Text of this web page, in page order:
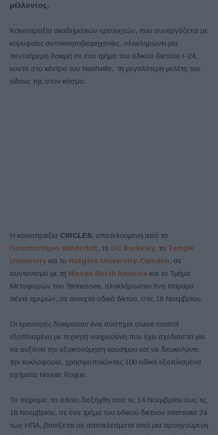
μέλλοντος.
Κοινοπραξία ακαδημαϊκών ερευνητών, που συνεργάζεται με
κορυφαίες αυτοκινητοβιομηχανίες, ολοκληρώνει μια
πενταήμερη δοκιμή σε ένα τμήμα του οδικού δικτύου I-24,
κοντά στο κέντρο του Nashville, τη μεγαλύτερη μελέτη του
είδους της στον κόσμο.
Η κοινοπραξία CIRCLES, αποτελούμενη από το
Πανεπιστήμιο Vanderbilt, το UC Berkeley, το Temple
University και το Rutgers University-Camden, σε
συντονισμό με τη Nissan North America και το Τμήμα
Μεταφορών του Tennessee, ολοκλήρωσαν ένα πείραμα
πέντε ημερών, σε ανοιχτό οδικό δίκτυο, στις 18 Νοεμβρίου.
Οι ερευνητές δοκίμασαν ένα σύστημα cruise control
εξοπλισμένο με τεχνητή νοημοσύνη που έχει σχεδιαστεί για
να αυξάνει την εξοικονόμηση καυσίμου και να διευκολύνει
την κυκλοφορία, χρησιμοποιώντας 100 ειδικά εξοπλισμένα
οχήματα Nissan Rogue.
Το πείραμα, το οποίο διεξήχθη από τις 14 Νοεμβρίου έως τις
18 Νοεμβρίου, σε ένα τμήμα του οδικού δικτύου Interstate 24
των ΗΠΑ, βασίζεται σε αποτελέσματα από μια προηγούμενη